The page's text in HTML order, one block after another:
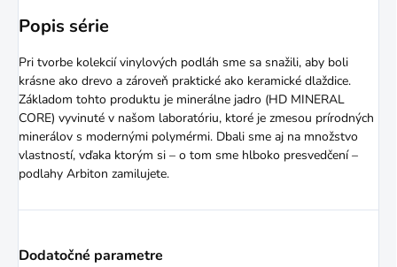
Popis série
Pri tvorbe kolekcií vinylových podláh sme sa snažili, aby boli
krásne ako drevo a zároveň praktické ako keramické dlaždice.
Základom tohto produktu je minerálne jadro (HD MINERAL
CORE) vyvinuté v našom laboratóriu, ktoré je zmesou prírodných
minerálov s modernými polymérmi. Dbali sme aj na množstvo
vlastností, vďaka ktorým si – o tom sme hlboko presvedčení –
podlahy Arbiton zamilujete.
Dodatočné parametre